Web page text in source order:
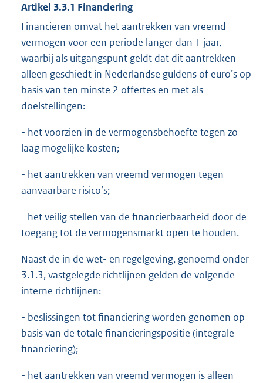
Artikel 3.3.1 Financiering
Financieren omvat het aantrekken van vreemd
vermogen voor een periode langer dan 1 jaar,
waarbij als uitgangspunt geldt dat dit aantrekken
alleen geschiedt in Nederlandse guldens of euro’s op
basis van ten minste 2 offertes en met als
doelstellingen:
- het voorzien in de vermogensbehoefte tegen zo
laag mogelijke kosten;
- het aantrekken van vreemd vermogen tegen
aanvaarbare risico’s;
- het veilig stellen van de financierbaarheid door de
toegang tot de vermogensmarkt open te houden.
Naast de in de wet- en regelgeving, genoemd onder
3.1.3, vastgelegde richtlijnen gelden de volgende
interne richtlijnen:
- beslissingen tot financiering worden genomen op
basis van de totale financieringspositie (integrale
financiering);
- het aantrekken van vreemd vermogen is alleen